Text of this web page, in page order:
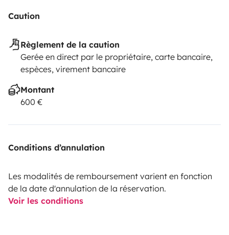
Caution
Règlement de la caution
Gerée en direct par le propriétaire, carte bancaire,
espèces, virement bancaire
Montant
600 €
Conditions d’annulation
Les modalités de remboursement varient en fonction
de la date d'annulation de la réservation.
Voir les conditions